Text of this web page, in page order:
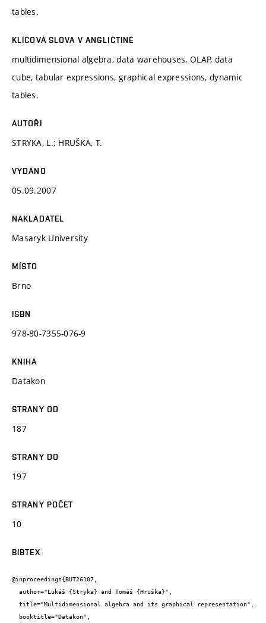
tables.
KLÍČOVÁ SLOVA V ANGLIČTINĚ
multidimensional algebra, data warehouses, OLAP, data
cube, tabular expressions, graphical expressions, dynamic
tables.
AUTOŘI
STRYKA, L.; HRUŠKA, T.
VYDÁNO
05.09.2007
NAKLADATEL
Masaryk University
MÍSTO
Brno
ISBN
978-80-7355-076-9
KNIHA
Datakon
STRANY OD
187
STRANY DO
197
STRANY POČET
10
BIBTEX
@inproceedings{BUT26107,